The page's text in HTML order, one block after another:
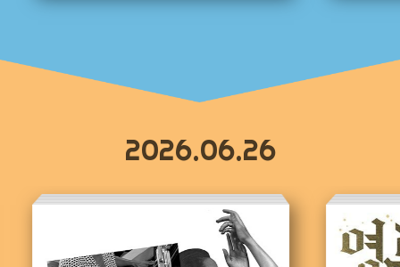
2026.06.26